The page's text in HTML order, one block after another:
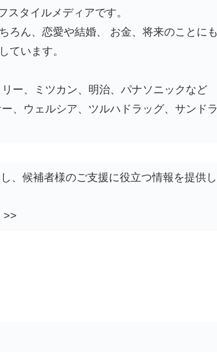
タイルメディアです。
ろん、恋愛や結婚、 お金、将来のことにも
ています。
ー、ミツカン、明治、パナソニックなど
、ウェルシア、ツルハドラッグ、サンドラ
、候補者様のご支援に役立つ情報を提供し
>>